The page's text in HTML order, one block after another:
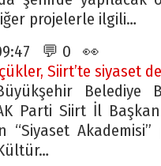
projelerle ilgili…
09:47 💬 0 👀
Siirt’te siyaset
Belediye
Parti Siirt İl
“Siyaset